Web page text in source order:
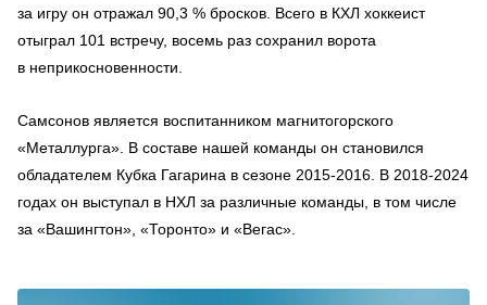
за игру он отражал 90,3 % бросков. Всего в КХЛ хоккеист
отыграл 101 встречу, восемь раз сохранил ворота
в неприкосновенности.
Самсонов является воспитанником магнитогорского
«Металлурга». В составе нашей команды он становился
обладателем Кубка Гагарина в сезоне 2015-2016. В 2018-2024
годах он выступал в НХЛ за различные команды, в том числе
за «Вашингтон», «Торонто» и «Вегас».